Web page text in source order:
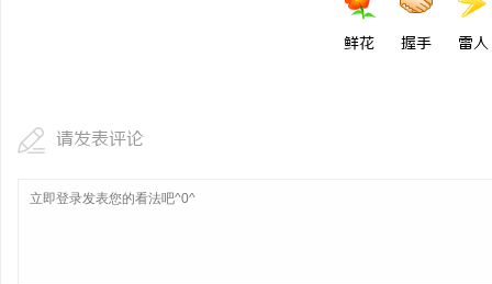
鲜花 握手 雷人
请发表评论